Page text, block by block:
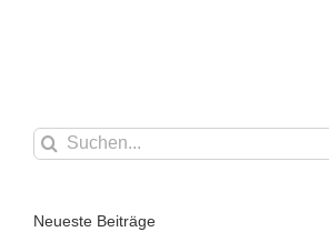
Suche
nach:
Neueste Beiträge